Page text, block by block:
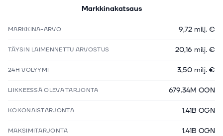
Markkinakatsaus
MARKKINA-ARVO 9,72 milj. €
TÄYSIN LAIMENNETTU ARVOSTUS 20,16 milj. €
24H VOLYYMI 3,50 milj. €
LIIKKEESSÄ OLEVA TARJONTA 679.34M OGN
KOKONAISTARJONTA 1.41B OGN
MAKSIMITARJONTA 1.41B OGN